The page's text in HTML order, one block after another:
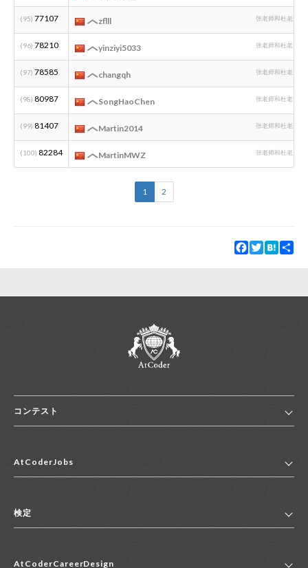
(95) 77107 zflll 张老师和杜老师编
(96) 78210 yinziyi5033 张老师和杜老师编
(97) 78585 changqh 张老师和杜老师编
(98) 80987 SongHaoChen 张老师和杜老师编
(99) 81407 Martin2014 张老师和杜老师编
(100) 82284 MartinMWZ 张老师和杜老师编
1 2
Facebook
TwitterHatena
コンテスト
コンテスト一覧
便利リンク集
AtCoderJobs
2027年新卒採用求人一覧
中途採用求人一覧
検定
AtCoderCareerDesign